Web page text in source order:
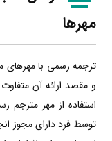
مهرها
ترجمه رسمی با مهرهای
و مقصد ارائه آن
استفاده از مهر
توسط فرد دارای مجوز